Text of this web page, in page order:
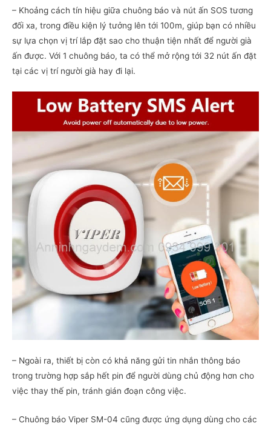
– Khoảng cách tín hiệu giữa chuông báo và nút ấn SOS tương
đối xa, trong điều kiện lý tưởng lên tới 100m, giúp bạn có nhiều
sự lựa chọn vị trí lắp đặt sao cho thuận tiện nhất để người già
ấn được. Với 1 chuông báo, ta có thể mở rộng tới 32 nút ấn đặt
tại các vị trí người già hay đi lại.
– Ngoài ra, thiết bị còn có khả năng gửi tin nhắn thông báo
trong trường hợp sắp hết pin để người dùng chủ động hơn cho
việc thay thế pin, tránh gián đoạn công việc.
– Chuông báo Viper SM-04 cũng được ứng dụng dùng cho các